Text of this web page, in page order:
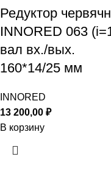
Редуктор
INNORED 063
вал вх./вых.
160*14/25 мм
INNORED
13 200,00 ₽
В корзину